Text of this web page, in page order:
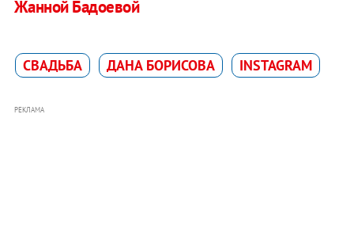
Жанной Бадоевой
СВАДЬБА ДАНА БОРИСОВА INSTAGRAM
РЕКЛАМА